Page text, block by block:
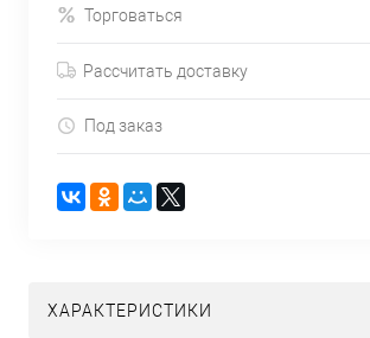
Торговаться
Рассчитать доставку
Под заказ
ХАРАКТЕРИСТИКИ